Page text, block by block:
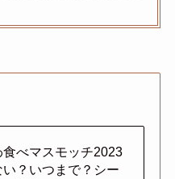
食べマスモッチ2023
？いつまで？シー